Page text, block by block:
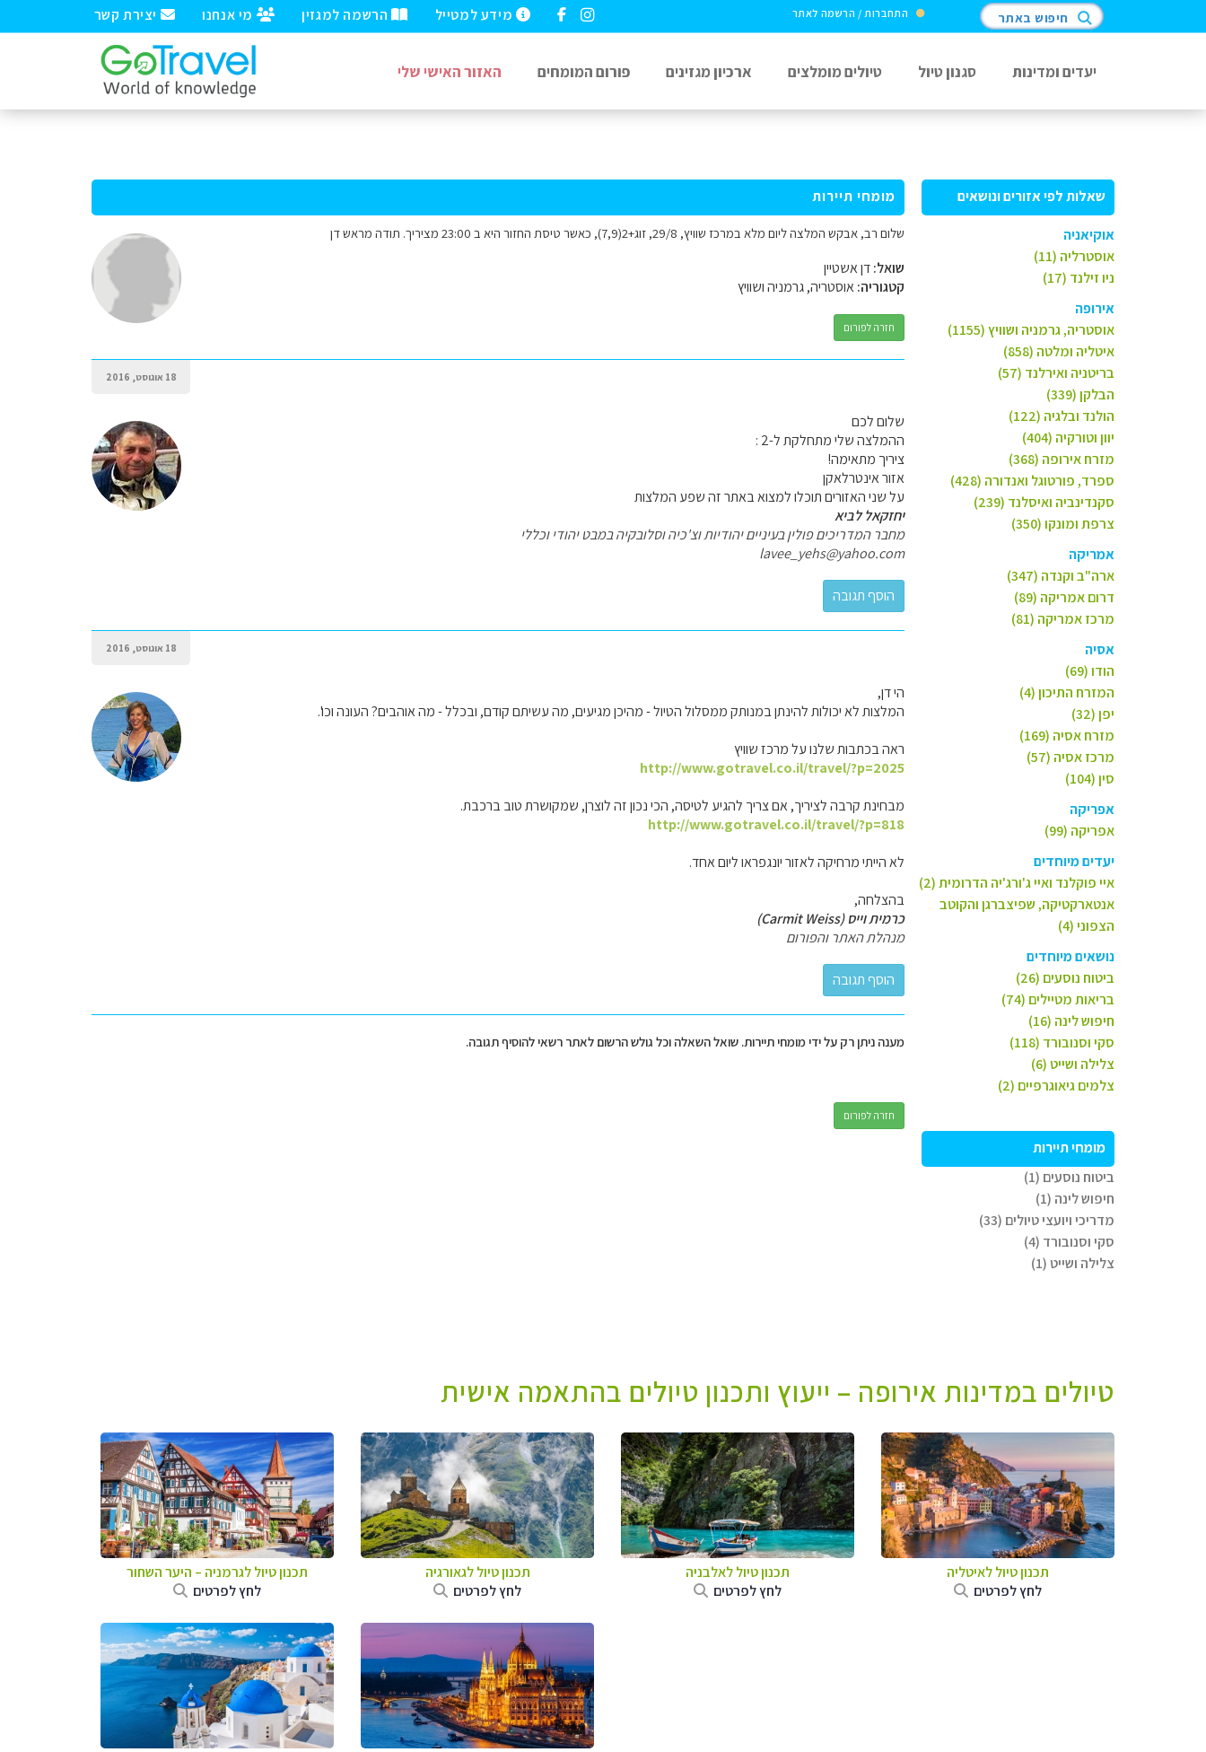
יצירת קשר מי אנחנו הרשמה למגזין מידע למטייל התחברות / הרשמה לאתר חיפוש באתר
יעדים ומדינות סגנון טיול טיולים מומלצים ארכיון מגזינים פורום המומחים האזור האישי שלי
שאלות לפי אזורים ונושאים
אוקיאניה
אוסטרליה (11)
ניו זילנד (17)
אירופה
אוסטריה, גרמניה ושוויץ (1155)
איטליה ומלטה (858)
בריטניה ואירלנד (57)
הבלקן (339)
הולנד ובלגיה (122)
יוון וטורקיה (404)
מזרח אירופה (368)
ספרד, פורטוגל ואנדורה (428)
סקנדינביה ואיסלנד (239)
צרפת ומונקו (350)
אמריקה
ארה"ב וקנדה (347)
דרום אמריקה (89)
מרכז אמריקה (81)
אסיה
הודו (69)
המזרח התיכון (4)
יפן (32)
מזרח אסיה (169)
מרכז אסיה (57)
סין (104)
אפריקה
אפריקה (99)
יעדים מיוחדים
איי פוקלנד ואיי ג'ורג'יה הדרומית (2)
אנטארקטיקה, שפיצברגן והקוטב
הצפוני (4)
נושאים מיוחדים
ביטוח נוסעים (26)
בריאות מטיילים (74)
חיפוש לינה (16)
סקי וסנובורד (118)
צלילה ושייט (6)
צלמים גיאוגרפיים (2)
מומחי תיירות
ביטוח נוסעים (1)
חיפוש לינה (1)
מדריכי ויועצי טיולים (33)
סקי וסנובורד (4)
צלילה ושייט (1)
מומחי תיירות
שלום רב, אבקש המלצה ליום מלא במרכז שוויץ, 29/8, זוג+2(7,9), כאשר טיסת החזור היא ב 23:00 מציריך. תודה מראש דן
שואל:דן אשטיין
קטגוריה:אוסטריה, גרמניה ושוויץ
חזרה לפורום
18 אוגוסט, 2016
שלום לכם
ההמלצה שלי מתחלקת ל-2 :
ציריך מתאימה!
אזור אינטרלאקן
על שני האזורים תוכלו למצוא באתר זה שפע המלצות
יחזקאל לביא
מחבר המדריכים פולין בעיניים יהודיות וצ'כיה וסלובקיה במבט יהודי וכללי
lavee_yehs@yahoo.com
18 אוגוסט, 2016
הי דן,
המלצות לא יכולות להינתן במנותק ממסלול הטיול - מהיכן מגיעים, מה עשיתם קודם, ובכלל - מה אוהבים? העונה וכו'.
ראה בכתבות שלנו על מרכז שוויץ
http://www.gotravel.co.il/travel/?p=2025
מבחינת קרבה לציריך, אם צריך להגיע לטיסה, הכי נכון זה לוצרן, שמקושרת טוב ברכבת.
http://www.gotravel.co.il/travel/?p=818
לא הייתי מרחיקה לאזור יונגפראו ליום אחד.
בהצלחה,
כרמית וייס (Carmit Weiss)
מנהלת האתר והפורום
מענה ניתן רק על ידי מומחי תיירות. שואל השאלה וכל גולש הרשום לאתר רשאי להוסיף תגובה.
חזרה לפורום
טיולים במדינות אירופה – ייעוץ ותכנון טיולים בהתאמה אישית
תכנון טיול לאיטליה
לחץ לפרטים
תכנון טיול לאלבניה
לחץ לפרטים
תכנון טיול לגאורגיה
לחץ לפרטים
תכנון טיול לגרמניה – היער השחור
לחץ לפרטים